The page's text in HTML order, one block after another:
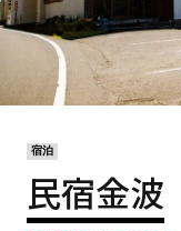
宿泊
民宿金波